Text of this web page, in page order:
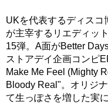
UKを代表するディスコ
が主宰するリエディッ
15弾。A面がBetter
ストアデイ企画コンピ
Make Me Feel (Mighty
Bloody Real"。オリジ
て生っぽさを増した実